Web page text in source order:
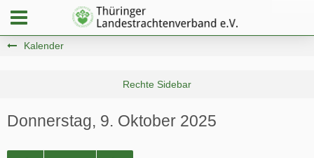
Kalender
Donnerstag, 9. Oktober 2025